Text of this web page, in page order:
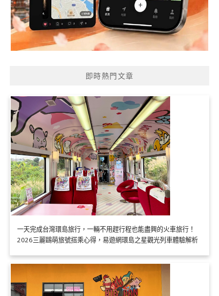
即時熱門文章
一天完成台灣環島旅行，一輛不用趕行程也能盡興的火車旅行！
2026三麗鷗萌旅號搭乘心得，易遊網環島之星觀光列車體驗解析